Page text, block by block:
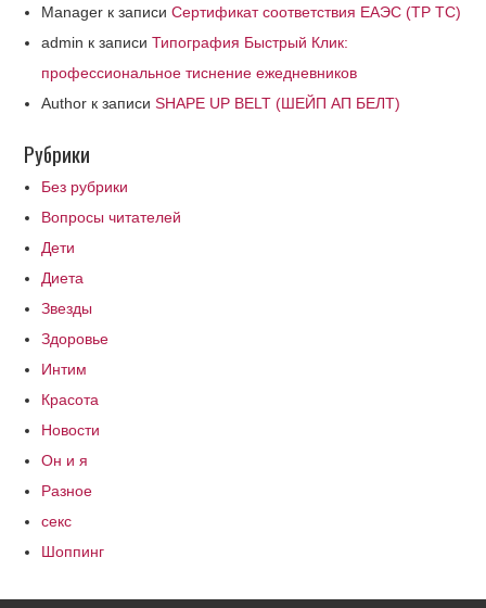
Manager к записиСертификат соответствия ЕАЭС (ТР ТС)
admin к записиТипография Быстрый Клик:
профессиональное тиснение ежедневников
Author к записиSHAPE UP BELT (ШЕЙП АП БЕЛТ)
Рубрики
Без рубрики
Вопросы читателей
Дети
Диета
Звезды
Здоровье
Интим
Красота
Новости
Он и я
Разное
секс
Шоппинг